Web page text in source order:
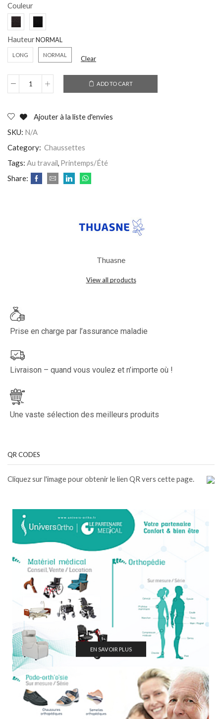
Couleur
Hauteur
LONG NORMAL Clear
ADD TO CART
Ajouter à la liste d'envies
SKU: N/A
Category: Chaussettes
Tags: Au travail, Printemps/Été
Share:
Thuasne
View all products
Prise en charge par l’assurance maladie
Livraison – quand vous voulez et n’importe où !
Une vaste sélection des meilleurs produits
QR CODES
Cliquez sur l'image pour obtenir le lien QR vers cette page.
EN SAVOIR PLUS